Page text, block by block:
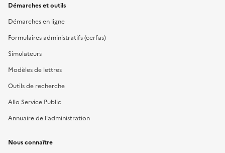
Démarches et outils
Démarches en ligne
Formulaires administratifs (cerfas)
Simulateurs
Modèles de lettres
Outils de recherche
Allo Service Public
Annuaire de l'administration
Nous connaître